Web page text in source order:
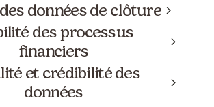
données de clôture
des processus
financiers
et crédibilité des
données